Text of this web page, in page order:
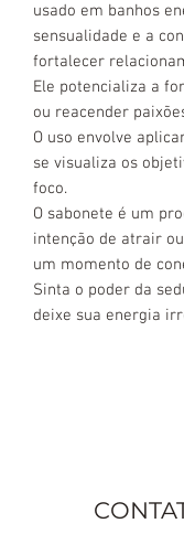
usado em banhos
sensualidade e a
fortalecer
Ele potencializa a
ou reacender
O uso envolve
se visualiza os
foco.
O sabonete é um
intenção de atrair
um momento de
Sinta o poder da
deixe sua energia